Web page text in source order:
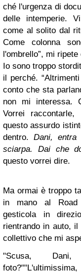
ché l'urgenza di
delle intemperie.
come al solito dal
Come colonna
l'ombrello”, mi
Io sono troppo
il perché.
conto che sta
non mi interessa.
Vorrei
questo assurdo
dentro.Dani, entra
sciarpa. Dai che
questo vorrei dire.
Ma ormai è troppo
in mano al Road
gesticola in
rientrando in auto,
collettivo che mi
"Scusa,
foto?"